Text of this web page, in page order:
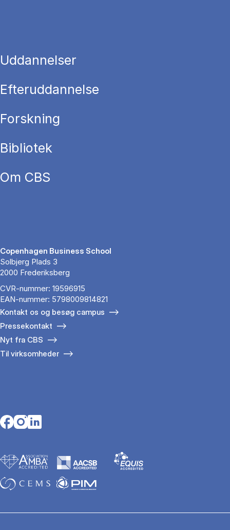
Uddannelser
Efteruddannelse
Forskning
Bibliotek
Om CBS
Copenhagen Business School
Solbjerg Plads 3
2000 Frederiksberg
CVR-nummer: 19596915
EAN-nummer: 5798009814821
Kontakt os og besøg campus
Pressekontakt
Nyt fra CBS
Til virksomheder
Opens in a new tab
Opens in a new tab
Opens in a new tab